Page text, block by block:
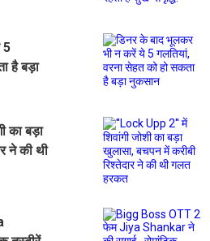
5
है बड़ा
का बड़ा
ने की थी